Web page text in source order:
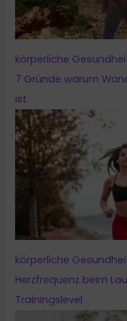
körperliche
7 Gründe warum
ist
körperliche
Herzfrequenz beim
Trainingslevel